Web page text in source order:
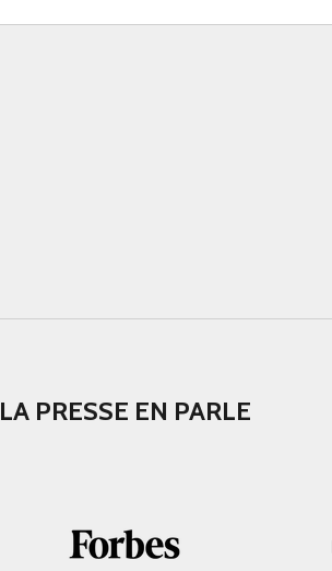
LA PRESSE EN PARLE